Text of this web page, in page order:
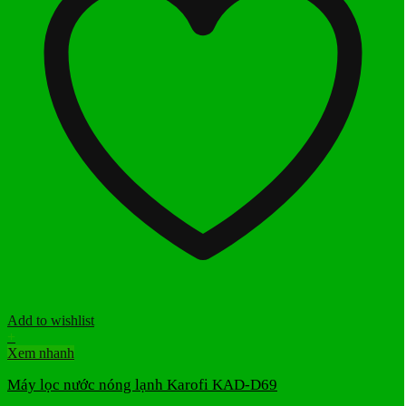
Add to wishlist
+
Xem nhanh
Máy lọc nước nóng lạnh Karofi KAD-D69